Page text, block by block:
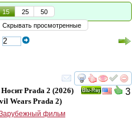
15 25
50
Скрывать просмотренные
смотреть
3
Prada 2 (2026)
Wears Prada 2)
фильм